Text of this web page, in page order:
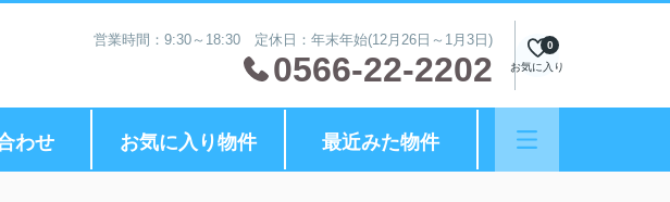
営業時間：9:30～18:30 定休日：年末年始(12月26日～1月3日)
0566-22-2202 お気に入り
0
わせ お気に入り物件 最近みた物件